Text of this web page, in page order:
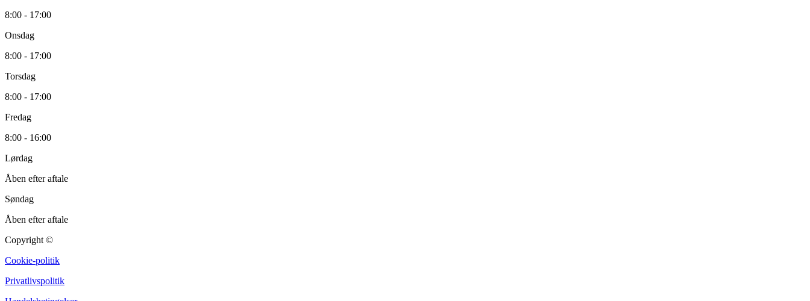
8:00 - 17:00
Onsdag
8:00 - 17:00
Torsdag
8:00 - 17:00
Fredag
8:00 - 16:00
Lørdag
Åben efter aftale
Søndag
Åben efter aftale
Copyright ©
Cookie-politik
Privatlivspolitik